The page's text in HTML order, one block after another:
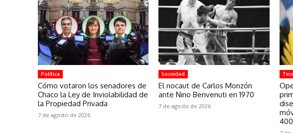
Política
Cómo votaron los senadores de
Chaco la Ley de Inviolabilidad de
la Propiedad Privada
7 de agosto de 2026
Sociedad
El nocaut de Carlos Monzón
ante Nino Benvenuti en 1970
7 de agosto de 2026